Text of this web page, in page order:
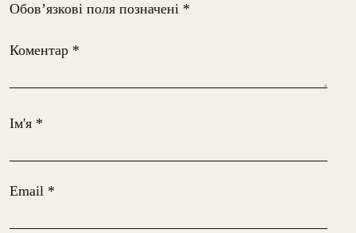
Обов’язкові поля позначені *
Коментар *
Ім'я *
Email *